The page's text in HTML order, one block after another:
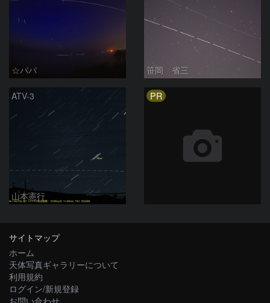
☆パパ 笹岡 省三
ATV-3
山本憲行
PR
サイトマップ
ホーム
天体写真ギャラリーについて
利用規約
ログイン/新規登録
お問い合わせ